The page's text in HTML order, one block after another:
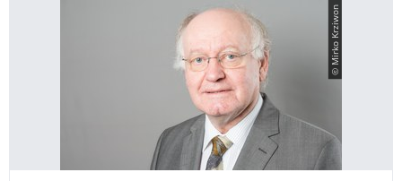
© Mirko Krziwon